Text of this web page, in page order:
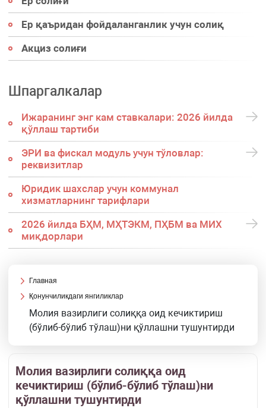
Ер қаъридан фойдаланганлик учун солиқ
Акциз солиғи
Шпаргалкалар
Ижаранинг энг кам ставкалари: 2026 йилда
қўллаш тартиби
ЭРИ ва фискал модуль учун тўловлар:
реквизитлар
Юридик шахслар учун коммунал
хизматларнинг тарифлари
2026 йилда БҲМ, МҲТЭКМ, ПҲБМ ва МИХ
миқдорлари
Главная
Қонунчиликдаги янгиликлар
Молия вазирлиги солиққа оид кечиктириш
(бўлиб-бўлиб тўлаш)ни қўллашни тушунтирди
Молия вазирлиги солиққа оид
кечиктириш (бўлиб-бўлиб тўлаш)ни
қўллашни тушунтирди